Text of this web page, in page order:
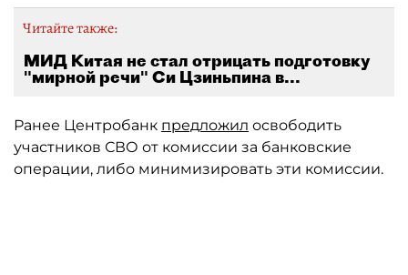
Читайте также:
МИД Китая не стал отрицать подготовку
"мирной речи" Си Цзиньпина в...
Ранее Центробанк предложил освободить
участников СВО от комиссии за банковские
операции, либо минимизировать эти комиссии.